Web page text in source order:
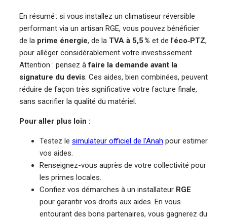
En résumé : si vous installez un climatiseur réversible
performant via un artisan RGE, vous pouvez bénéficier
de la prime énergie, de la TVA à 5,5 % et de l’éco‑PTZ,
pour alléger considérablement votre investissement.
Attention : pensez àfaire la demande avant la
signature du devis. Ces aides, bien combinées, peuvent
réduire de façon très significative votre facture finale,
sans sacrifier la qualité du matériel.
Pour aller plus loin :
Testez le simulateur officiel de l’Anah pour estimer
vos aides.
Renseignez-vous auprès de votre collectivité pour
les primes locales.
Confiez vos démarches à un installateur RGE
pour garantir vos droits aux aides. En vous
entourant des bons partenaires, vous gagnerez du